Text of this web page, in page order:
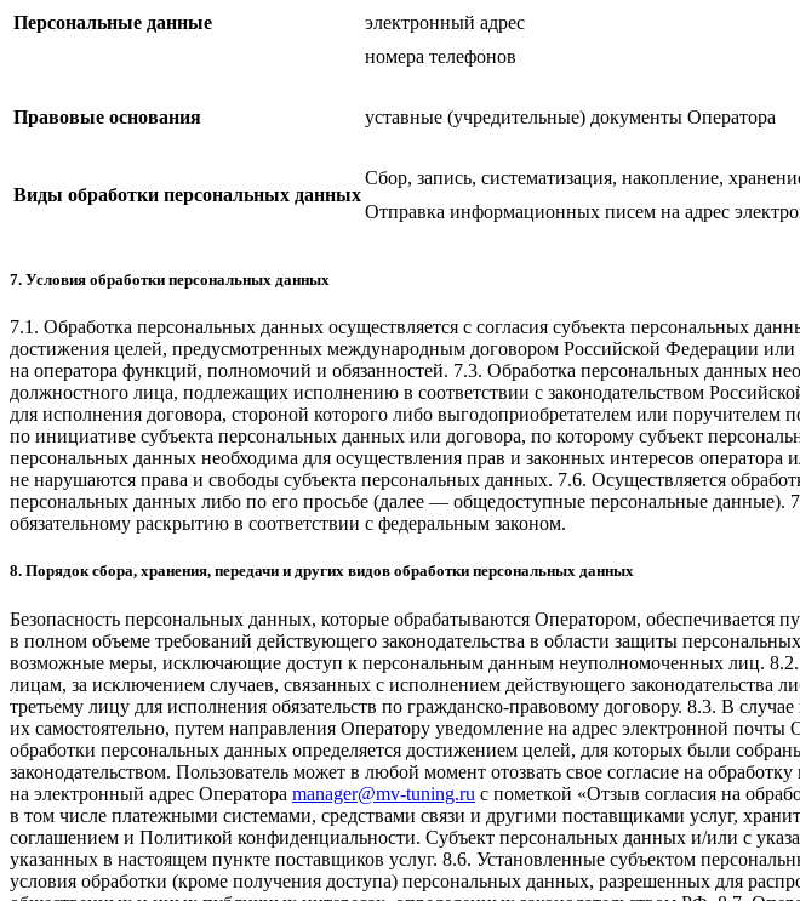
Персональные данные
электронный адрес
номера телефонов
Правовые основания уставные (учредительные) документы Оператора
Виды обработки персональных данных
Сбор, запись, систематизация, накопление,
Отправка информационных писем на адрес
7. Условия обработки персональных данных
7.1. Обработка персональных данных осуществляется с согласия субъекта персональных
достижения целей, предусмотренных международным договором Российской Федерации
на оператора функций, полномочий и обязанностей. 7.3. Обработка персональных данных
должностного лица, подлежащих исполнению в соответствии с законодательством
для исполнения договора, стороной которого либо выгодоприобретателем или поручителем
по инициативе субъекта персональных данных или договора, по которому субъект
персональных данных необходима для осуществления прав и законных интересов
не нарушаются права и свободы субъекта персональных данных. 7.6. Осуществляется
персональных данных либо по его просьбе (далее — общедоступные персональные
обязательному раскрытию в соответствии с федеральным законом.
8. Порядок сбора, хранения, передачи и других видов обработки персональных данных
Безопасность персональных данных, которые обрабатываются Оператором,
в полном объеме требований действующего законодательства в области защиты
возможные меры, исключающие доступ к персональным данным неуполномоченных лиц. 8.2.
лицам, за исключением случаев, связанных с исполнением действующего законодательства
третьему лицу для исполнения обязательств по гражданско-правовому договору. 8.3. В
их самостоятельно, путем направления Оператору уведомление на адрес электронной почты
обработки персональных данных определяется достижением целей, для которых были
законодательством. Пользователь может в любой момент отозвать свое согласие на
на электронный адрес Оператора manager@mv-tuning.ru с пометкой «Отзыв согласия на
в том числе платежными системами, средствами связи и другими поставщиками услуг,
соглашением и Политикой конфиденциальности. Субъект персональных данных и/или с
указанных в настоящем пункте поставщиков услуг. 8.6. Установленные субъектом
условия обработки (кроме получения доступа) персональных данных, разрешенных для